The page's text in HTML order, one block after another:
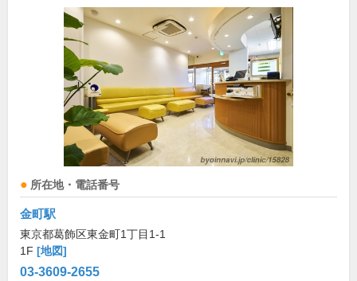
所在地・電話番号
金町駅
東京都葛飾区東金町1丁目1-1
1F [地図]
03-3609-2655